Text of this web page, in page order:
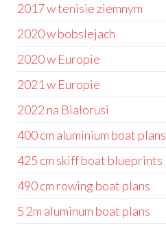
2017 w tenisie ziemnym
2020 w bobslejach
2020 w Europie
2021 w Europie
2022 na Białorusi
400 cm aluminium boat plans
425 cm skiff boat blueprints
490 cm rowing boat plans
5 2m aluminum boat plans